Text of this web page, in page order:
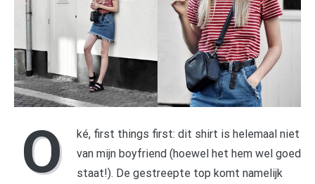
O
ké, first things first: dit shirt is helemaal niet
van mijn boyfriend (hoewel het hem wel goed
staat!). De gestreepte top komt namelijk